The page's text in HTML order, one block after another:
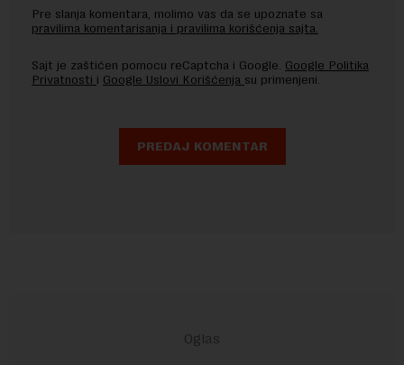
Pre slanja komentara, molimo vas da se upoznate sa
pravilima komentarisanja i pravilima korišćenja sajta.
Sajt je zaštićen pomocu reCaptcha i Google. Google Politika
Privatnosti i Google Uslovi Korišćenja su primenjeni.